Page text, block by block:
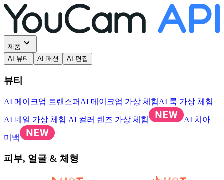
제품
AI 뷰티
AI 패션 AI 편집
뷰티
AI 메이크업 트랜스퍼 AI 메이크업 가상 체험AI 룩 가상 체험
AI 네일 가상 체험 AI 컬러 렌즈 가상 체험 AI 치아
미백
피부, 얼굴 & 체형